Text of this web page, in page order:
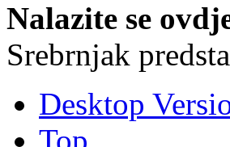
Nalazite se
Srebrnjak
Desktop